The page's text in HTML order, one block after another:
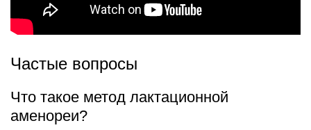
Частые вопросы
Что такое метод лактационной
аменореи?